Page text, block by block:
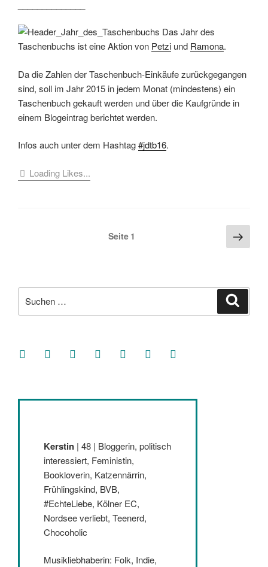
Das Jahr des
Taschenbuchs ist eine Aktion von Petzi und Ramona.
Da die Zahlen der Taschenbuch-Einkäufe zurückgegangen
sind, soll im Jahr 2015 in jedem Monat (mindestens) ein
Taschenbuch gekauft werden und über die Kaufgründe in
einem Blogeintrag berichtet werden.
Infos auch unter dem Hashtag#jdtb16.
Loading Likes...
Seitennummerierung
Seite 1
Seite
nach:
facebooksoundcloud
twitter mastodoninstagramthreads goodreads
Kerstin | 48 | Bloggerin, politisch
interessiert, Feministin,
Bookloverin, Katzennärrin,
Frühlingskind, BVB,
#EchteLiebe, Kölner EC,
Nordsee verliebt, Teenerd,
Chocoholic
Musikliebhaberin: Folk, Indie,